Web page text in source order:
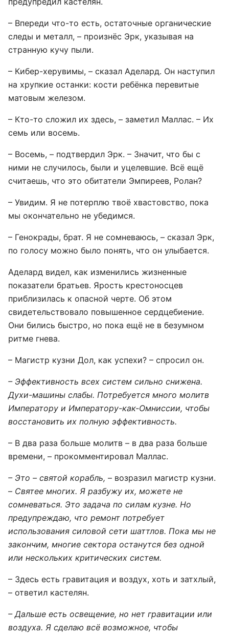
– Впереди что-то есть, остаточные органические
следы и металл, – произнёс Эрк, указывая на
странную кучу пыли.
– Кибер-херувимы, – сказал Аделард. Он наступил
на хрупкие останки: кости ребёнка перевитые
матовым железом.
– Кто-то сложил их здесь, – заметил Маллас. – Их
семь или восемь.
– Восемь, – подтвердил Эрк. – Значит, что бы с
ними не случилось, были и уцелевшие. Всё ещё
считаешь, что это обитатели Эмпиреев, Ролан?
– Увидим. Я не потерплю твоё хвастовство, пока
мы окончательно не убедимся.
– Генокрады, брат. Я не сомневаюсь, – сказал Эрк,
по голосу можно было понять, что он улыбается.
Аделард видел, как изменились жизненные
показатели братьев. Ярость крестоносцев
приблизилась к опасной черте. Об этом
свидетельствовало повышенное сердцебиение.
Они бились быстро, но пока ещё не в безумном
ритме гнева.
– Магистр кузни Дол, как успехи? – спросил он.
– Эффективность всех систем сильно снижена.
Духи-машины слабы. Потребуется много молитв
Императору и Императору-как-Омниссии, чтобы
восстановить их полную эффективность.
– В два раза больше молитв – в два раза больше
времени, – прокомментировал Маллас.
– Это – святой корабль, – возразил магистр кузни.
– Святее многих. Я разбужу их, можете не
сомневаться. Это задача по силам кузне. Но
предупреждаю, что ремонт потребует
использования силовой сети шаттлов. Пока мы не
закончим, многие сектора останутся без одной
или нескольких критических систем.
– Здесь есть гравитация и воздух, хоть и затхлый,
– ответил кастелян.
– Дальше есть освещение, но нет гравитации или
воздуха. Я сделаю всё возможное, чтобы